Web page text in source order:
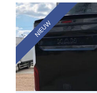
NIEUW